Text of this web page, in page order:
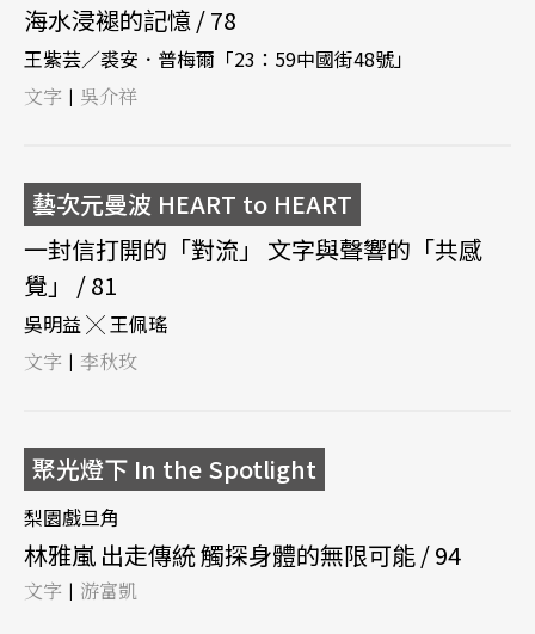
海水浸褪的記憶 / 78
王紫芸／裘安．普梅爾「23：59中國街48號」
文字 | 吳介祥
藝次元曼波 HEART to HEART
一封信打開的「對流」 文字與聲響的「共感
覺」 / 81
吳明益 ╳ 王佩瑤
文字 | 李秋玫
聚光燈下 In the Spotlight
梨園戲旦角
林雅嵐 出走傳統 觸探身體的無限可能 / 94
文字 | 游富凱